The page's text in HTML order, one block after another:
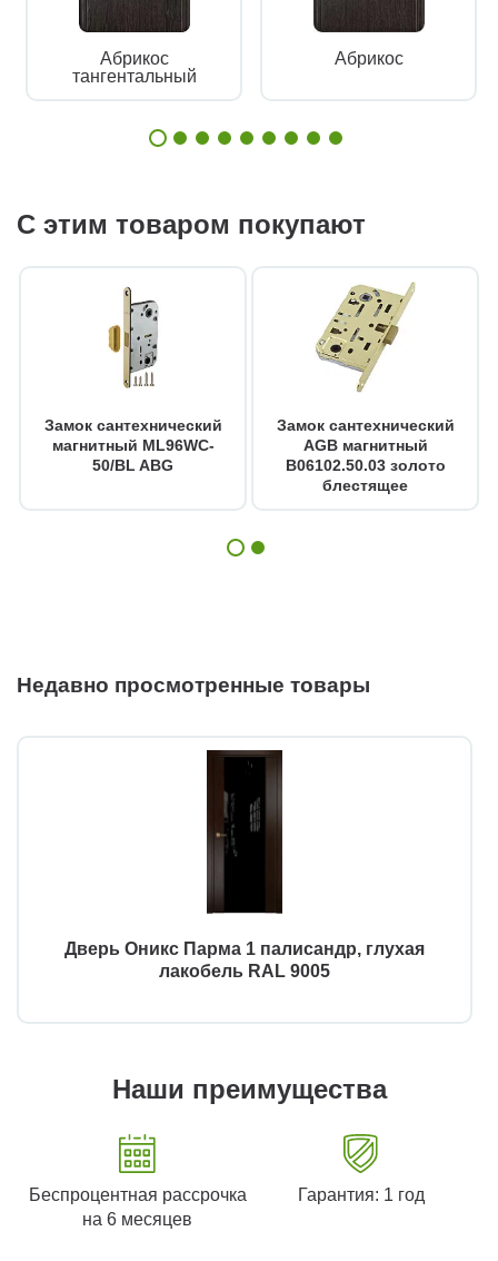
Абрикос
тангентальный
Абрикос
С этим товаром покупают
Замок сантехнический
магнитный ML96WC-
50/BL ABG
Замок сантехнический
AGB магнитный
B06102.50.03 золото
блестящее
Недавно просмотренные товары
Дверь Оникс Парма 1 палисандр, глухая
лакобель RAL 9005
Наши преимущества
Беспроцентная рассрочка
на 6 месяцев
Гарантия: 1 год